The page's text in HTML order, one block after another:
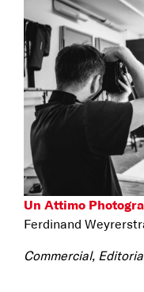
Un Attimo
Ferdinand
Commercial,